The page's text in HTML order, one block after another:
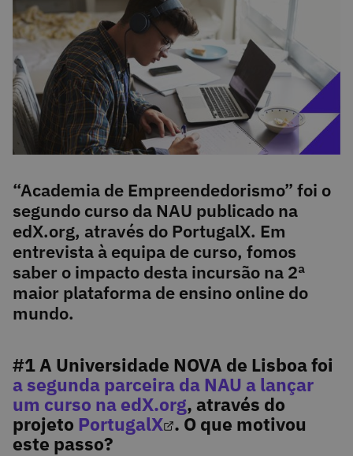
“Academia de Empreendedorismo” foi o
segundo curso da NAU publicado na
edX.org, através do PortugalX. Em
entrevista à equipa de curso, fomos
saber o impacto desta incursão na 2ª
maior plataforma de ensino online do
mundo.
#1 A Universidade NOVA de Lisboa foi
a segunda parceira da NAU a lançar
um curso na edX.org, através do
projeto PortugalX . O que motivou
este passo?